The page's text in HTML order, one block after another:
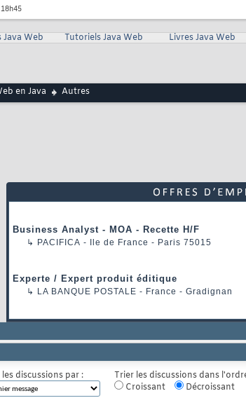
Java Web Tutoriels Java Web Livres Java Web
en Java Autres
Business Analyst - MOA - Recette H/F
↳ PACIFICA - Ile de France - Paris 75015
Experte / Expert produit éditique
↳ LA BANQUE POSTALE - France - Gradignan
discussions par :
Trier les discussions dans
Croissant
Décroissant